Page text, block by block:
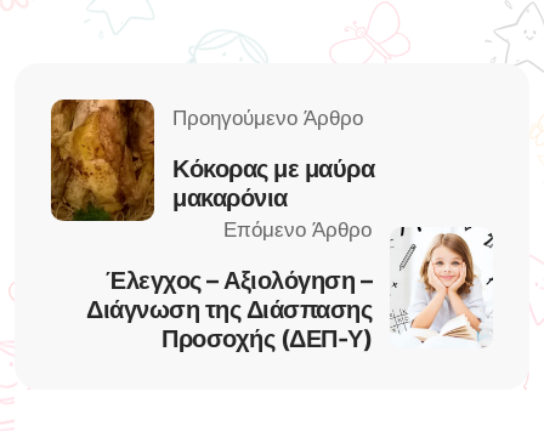
Κόκορας με μαύρα
μακαρόνια
Έλεγχος – Αξιολόγηση –
Διάγνωση της Διάσπασης
Προσοχής (ΔΕΠ-Υ)